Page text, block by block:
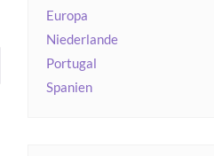
Europa
Niederlande
Portugal
Spanien